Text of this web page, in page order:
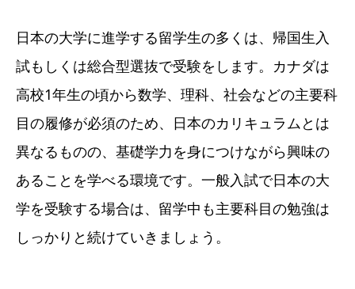
日本の大学に進学する留学生の多くは、帰国生入
試もしくは総合型選抜で受験をします。カナダは
高校1年生の頃から数学、理科、社会などの主要科
目の履修が必須のため、日本のカリキュラムとは
異なるものの、基礎学力を身につけながら興味の
あることを学べる環境です。一般入試で日本の大
学を受験する場合は、留学中も主要科目の勉強は
しっかりと続けていきましょう。